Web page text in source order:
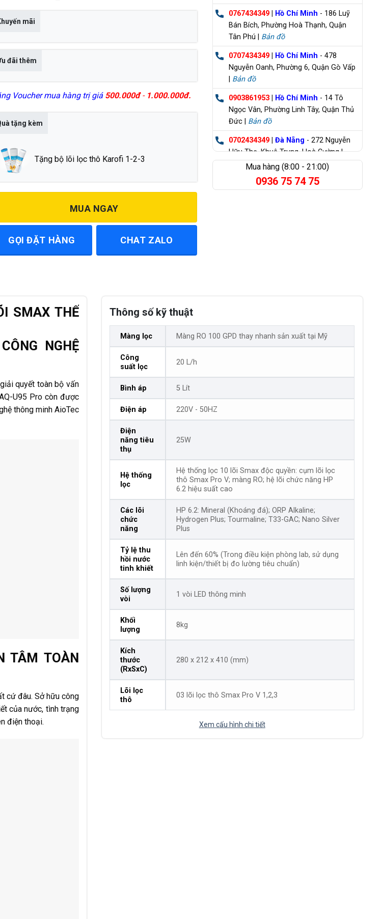
₫.
mãi
đãi thêm
Voucher mua hàng trị giá 500.000đ-1.000.000đ.
tặng kèm
Tặng bộ lõi lọc thô Karofi 1-2-3
MUA NGAY
GỌI ĐẶT HÀNG CHAT ZALO
0767434349| Hồ Chí Minh - 186 Luỹ
Bán Bích, Phường Hoà Thạnh, Quận
Tân Phú | Bản đồ
0707434349| Hồ Chí Minh - 478
Nguyễn Oanh, Phường 6, Quận Gò Vấp
Bản đồ
0903861953| Hồ Chí Minh - 14 Tô
Ngọc Vân, Phường Linh Tây, Quận Thủ
Đức | Bản đồ
0702434349| Đà Nẵng - 272 Nguyễn
Hữu Thọ, Khuê Trung, Hoà Cường |
Bản đồ
0835355235|Bà Rịa Vũng Tàu
Mua hàng (8:00 - 21:00)
0936 75 74 75
SMAX THẾ
NGHỆ
quyết toàn bộ vấn
U95 Pro còn được
thông minh AioTec
TÂM TOÀN
cứ đâu. Sở hữu công
của nước, tình trạng
điện thoại.
Thông số kỹ thuật
Màng lọc Màng RO 100 GPD thay nhanh sản xuất tại Mỹ
Công
suất lọc
20 L/h
Bình áp 5 Lít
Điện áp 220V - 50HZ
Điện
năng tiêu
thụ
25W
Hệ thống
lọc
Hệ thống lọc 10 lõi Smax độc quyền: cụm lõi lọc
thô Smax Pro V; màng RO; hệ lõi chức năng HP
6.2 hiệu suất cao
Các lõi
chức
năng
HP 6.2: Mineral (Khoáng đá); ORP Alkaline;
Hydrogen Plus; Tourmaline; T33-GAC; Nano Silver
Plus
Tỷ lệ thu
hồi nước
tinh khiết
Lên đến 60% (Trong điều kiện phòng lab, sử dụng
linh kiện/thiết bị đo lường tiêu chuẩn)
Số lượng
vòi
1 vòi LED thông minh
Khối
lượng
8kg
Kích
thước
(RxSxC)
280 x 212 x 410 (mm)
Lõi lọc
thô
03 lõi lọc thô Smax Pro V 1,2,3
Xem cấu hình chi tiết